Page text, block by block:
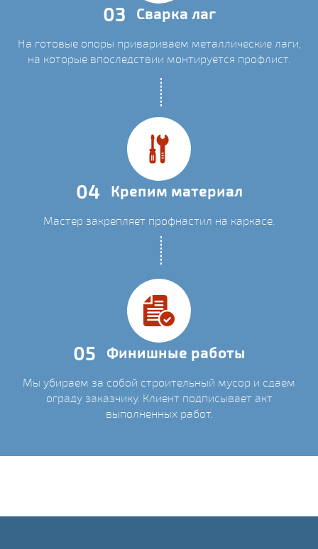
03 Сварка лаг
На готовые опоры привариваем металлические лаги,
на которые впоследствии монтируется профлист.
04 Крепим материал
Мастер закрепляет профнастил на каркасе.
05 Финишные работы
Мы убираем за собой строительный мусор и сдаем
ограду заказчику. Клиент подписывает акт
выполненных работ.